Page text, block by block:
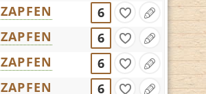
ZAPFEN
6
ZAPFEN
6
ZAPFEN
6
ZAPFEN 6